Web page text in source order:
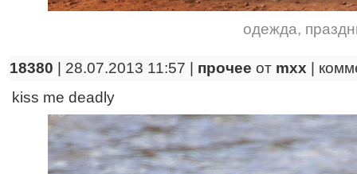
одежда,
18380 | 28.07.2013 11:57 | прочее от mxx
kiss me deadly